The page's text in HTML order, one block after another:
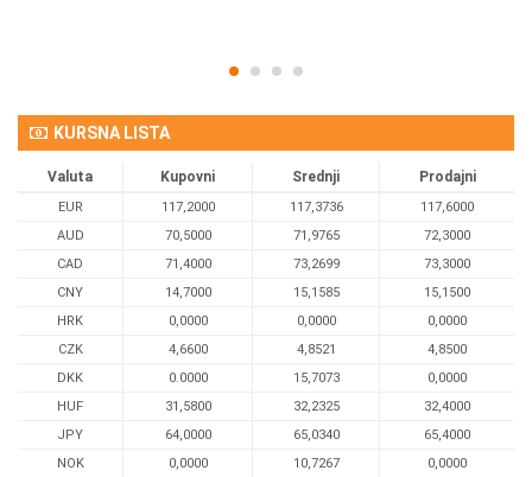
KURSNA LISTA
Valuta Kupovni Srednji Prodajni
EUR 117,2000 117,3736
117,6000
AUD
70,5000 71,9765
72,3000
CAD
71,4000 73,2699
73,3000
CNY
14,7000 15,1585
15,1500
HRK
0,0000 0,0000
0,0000
CZK
4,6600 4,8521
4,8500
DKK
0.0000 15,7073
0,0000
HUF
31,5800 32,2325
32,4000
JPY
64,0000 65,0340
65,4000
NOK
0,0000 10,7267 0,0000